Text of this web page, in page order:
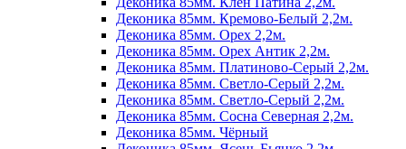
Деконика 85мм. Кремово-Белый 2,2м.
Деконика 85мм. Орех 2,2м.
Деконика 85мм. Орех Антик 2,2м.
Деконика 85мм. Платиново-Серый 2,2м.
Деконика 85мм. Светло-Серый 2,2м.
Деконика 85мм. Светло-Серый 2,2м.
Деконика 85мм. Сосна Северная 2,2м.
Деконика 85мм. Чёрный